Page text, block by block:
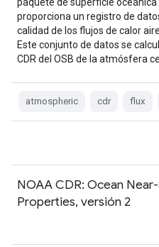
proporciona un registro de
calidad de los flujos de calor
Este conjunto de datos se
CDR del OSB de la atmósfera
atmospheric cdr flux
NOAA CDR: Ocean
Properties, versión 2